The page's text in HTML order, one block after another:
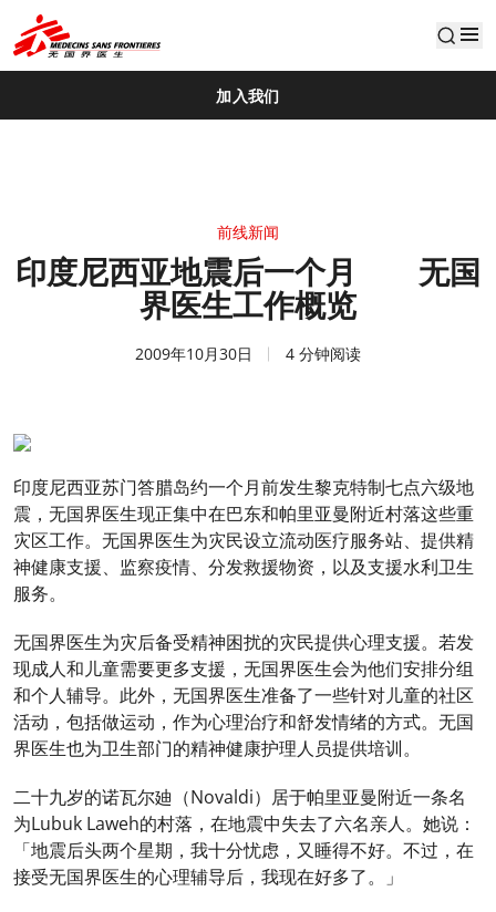
default
加入我们
前线新闻
印度尼西亚地震后一个月 无国
界医生工作概览
2009年10月30日 4 分钟阅读
印度尼西亚苏门答腊岛约一个月前发生黎克特制七点六级地
震，无国界医生现正集中在巴东和帕里亚曼附近村落这些重
灾区工作。无国界医生为灾民设立流动医疗服务站、提供精
神健康支援、监察疫情、分发救援物资，以及支援水利卫生
服务。
无国界医生为灾后备受精神困扰的灾民提供心理支援。若发
现成人和儿童需要更多支援，无国界医生会为他们安排分组
和个人辅导。此外，无国界医生准备了一些针对儿童的社区
活动，包括做运动，作为心理治疗和舒发情绪的方式。无国
界医生也为卫生部门的精神健康护理人员提供培训。
二十九岁的诺瓦尔廸（Novaldi）居于帕里亚曼附近一条名
为Lubuk Laweh的村落，在地震中失去了六名亲人。她说：
「地震后头两个星期，我十分忧虑，又睡得不好。不过，在
接受无国界医生的心理辅导后，我现在好多了。」